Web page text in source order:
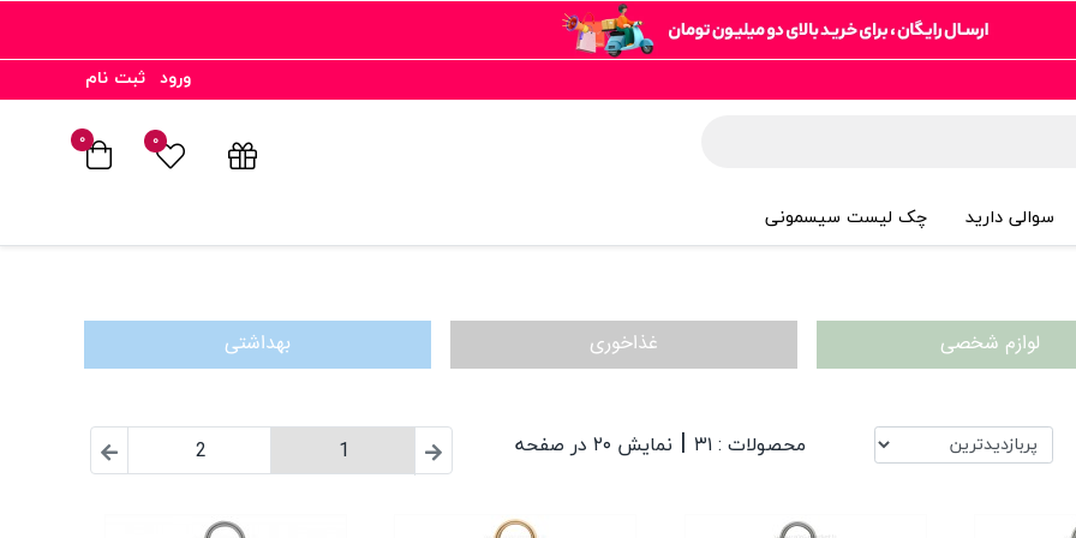
ورود ثبت نام
۰ ۰
سوالی دارید چک لیست سیسمونی
لوازم شخصی غذاخوری بهداشتی
محصولات : ۳۱ | نمایش ۲۰ در صفحه 1
2